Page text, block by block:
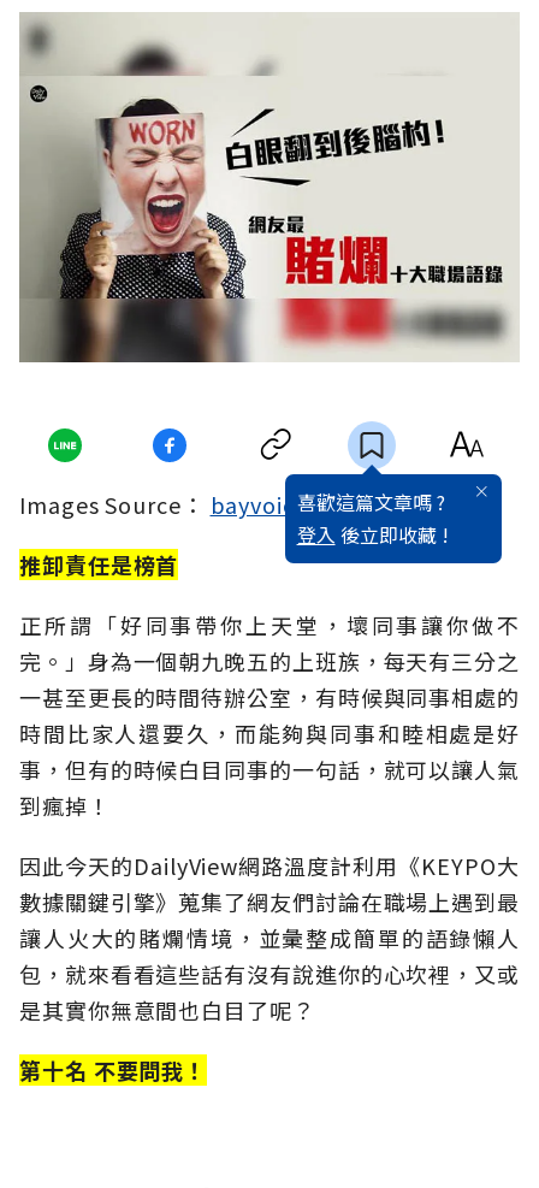
喜歡這篇文章嗎 ?
登入 後立即收藏 !
Images Source： bayvoice、weiyoubaba
推卸責任是榜首
正所謂「好同事帶你上天堂，壞同事讓你做不
完。」身為一個朝九晚五的上班族，每天有三分之
一甚至更長的時間待辦公室，有時候與同事相處的
時間比家人還要久，而能夠與同事和睦相處是好
事，但有的時候白目同事的一句話，就可以讓人氣
到瘋掉！
因此今天的DailyView網路溫度計利用《KEYPO大
數據關鍵引擎》蒐集了網友們討論在職場上遇到最
讓人火大的賭爛情境，並彙整成簡單的語錄懶人
包，就來看看這些話有沒有說進你的心坎裡，又或
是其實你無意間也白目了呢？
第十名 不要問我！